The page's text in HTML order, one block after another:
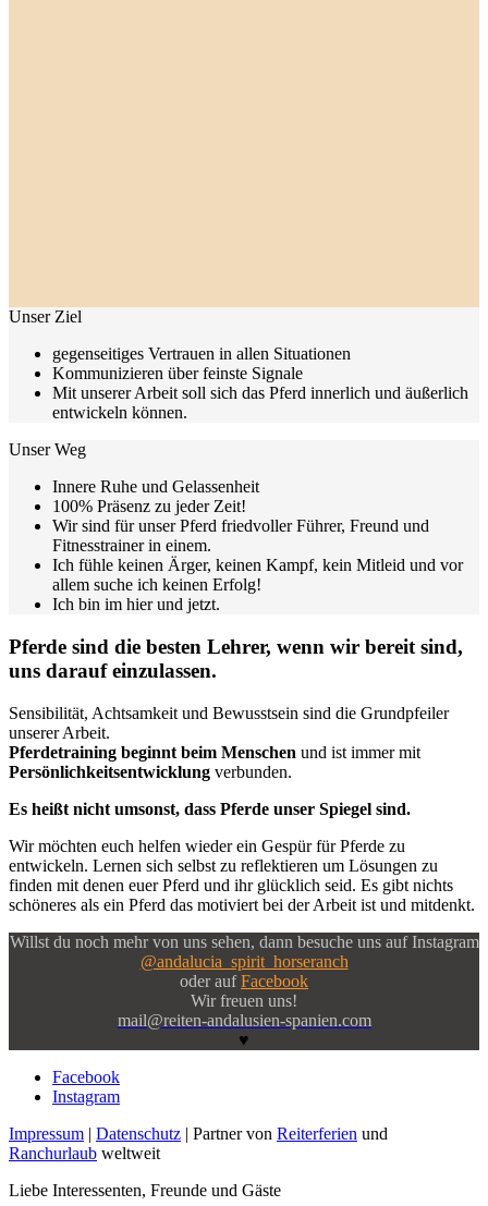
Unser Ziel
gegenseitiges Vertrauen in allen Situationen
Kommunizieren über feinste Signale
Mit unserer Arbeit soll sich das Pferd innerlich und äußerlich
entwickeln können.
Unser Weg
Innere Ruhe und Gelassenheit
100% Präsenz zu jeder Zeit!
Wir sind für unser Pferd friedvoller Führer, Freund und
Fitnesstrainer in einem.
Ich fühle keinen Ärger, keinen Kampf, kein Mitleid und vor
allem suche ich keinen Erfolg!
Ich bin im hier und jetzt.
Pferde sind die besten Lehrer, wenn wir bereit sind,
uns darauf einzulassen.
Sensibilität, Achtsamkeit und Bewusstsein sind die Grundpfeiler
unserer Arbeit.
Pferdetraining beginnt beim Menschen und ist immer mit
Persönlichkeitsentwicklung verbunden.
Es heißt nicht umsonst, dass Pferde unser Spiegel sind.
Wir möchten euch helfen wieder ein Gespür für Pferde zu
entwickeln. Lernen sich selbst zu reflektieren um Lösungen zu
finden mit denen euer Pferd und ihr glücklich seid. Es gibt nichts
schöneres als ein Pferd das motiviert bei der Arbeit ist und mitdenkt.
Willst du noch mehr von uns sehen, dann besuche uns auf Instagram
@andalucia_spirit_horseranch
oder auf Facebook
Wir freuen uns!
mail@reiten-andalusien-spanien.com
♥
Facebook
Instagram
Impressum | Datenschutz | Partner von Reiterferien und
Ranchurlaub weltweit
Liebe Interessenten, Freunde und Gäste